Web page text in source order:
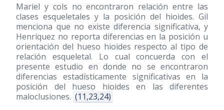
Mariel y cols no encontraron relación entre las
clases esqueletales y la posición del hioides. Gil
menciona que no existe diferencia significativa, y
Henríquez no reporta diferencias en la posición u
orientación del hueso hioides respecto al tipo de
relación esqueletal. Lo cual concuerda con el
presente estudio en donde no se encontraron
diferencias estadísticamente significativas en la
posición del hueso hioides en las diferentes
maloclusiones. (11,23,24)